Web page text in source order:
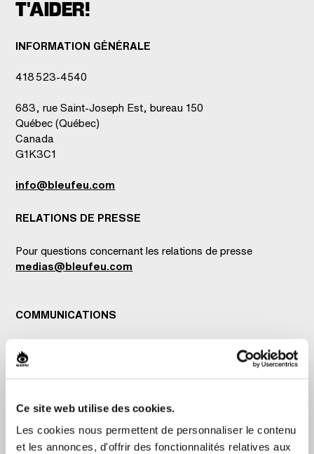
Ce site web utilise des cookies.
Les cookies nous permettent de personnaliser le contenu
et les annonces, d'offrir des fonctionnalités relatives aux
English
T'AIDER!
INFORMATION GÉNÉRALE
418 523-4540
683, rue Saint-Joseph Est, bureau 150
Québec (Québec)
Canada
G1K3C1
info@bleufeu.com
RELATIONS DE PRESSE
Pour questions concernant les relations de presse
medias@bleufeu.com
COMMUNICATIONS
Pour questions concernant les communications et la
promotion
communications@bleufeu.com
PARTENARIATS